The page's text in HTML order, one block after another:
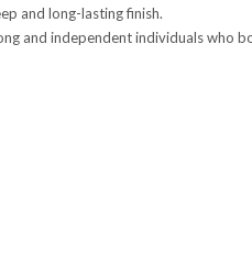
and long-lasting finish.
and independent individuals who